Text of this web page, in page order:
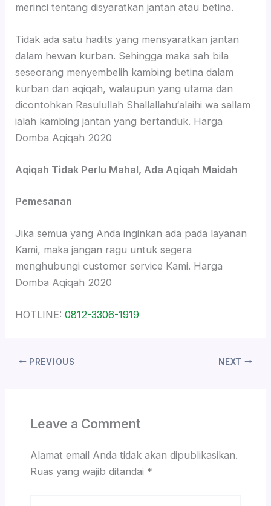
merinci tentang disyaratkan jantan atau betina.
Tidak ada satu hadits yang mensyaratkan jantan
dalam hewan kurban. Sehingga maka sah bila
seseorang menyembelih kambing betina dalam
kurban dan aqiqah, walaupun yang utama dan
dicontohkan Rasulullah Shallallahu‘alaihi wa sallam
ialah kambing jantan yang bertanduk. Harga
Domba Aqiqah 2020
Aqiqah Tidak Perlu Mahal, Ada Aqiqah Maidah
Pemesanan
Jika semua yang Anda inginkan ada pada layanan
Kami, maka jangan ragu untuk segera
menghubungi customer service Kami. Harga
Domba Aqiqah 2020
HOTLINE: 0812-3306-1919
PREVIOUS NEXT
Leave a Comment
Alamat email Anda tidak akan dipublikasikan.
Ruas yang wajib ditandai *